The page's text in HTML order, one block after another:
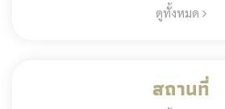
ดูทั้งหมด
สถานที่